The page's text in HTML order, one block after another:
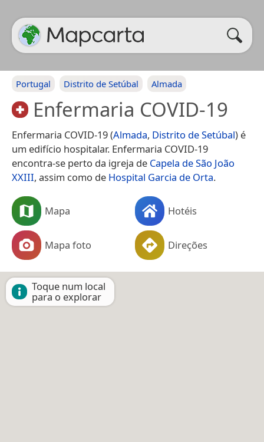
Portugal Distrito de Setúbal Almada
Enfermaria COVID-19
Enfermaria COVID-19 (Almada, Distrito de Setúbal) é
um edifício hospitalar. Enfermaria COVID-19
encontra-se perto da igreja de Capela de São João
XXIII, assim como de Hospital Garcia de Orta.
Mapa Hotéis
Mapa foto Direções
Toque num local
para o explorar